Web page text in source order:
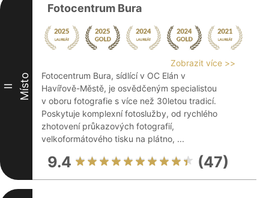
II Místo
Fotocentrum Bura
Zobrazit více >>
Fotocentrum Bura, sídlící v OC Elán v
Havířově-Městě, je osvědčeným specialistou
v oboru fotografie s více než 30letou tradicí.
Poskytuje komplexní fotoslužby, od rychlého
zhotovení průkazových fotografií,
velkoformátového tisku na plátno, ...
9.4 (47)